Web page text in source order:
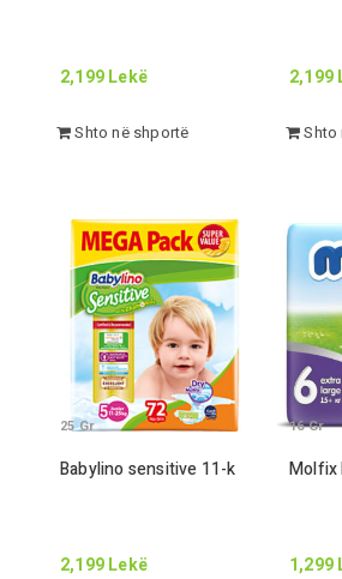
2,199Lekë
Shto në shportë
2,199
Shto
Babylino sensitive 11-
25Gr
k
2,199Lekë
Molfix
16Gr
1,299